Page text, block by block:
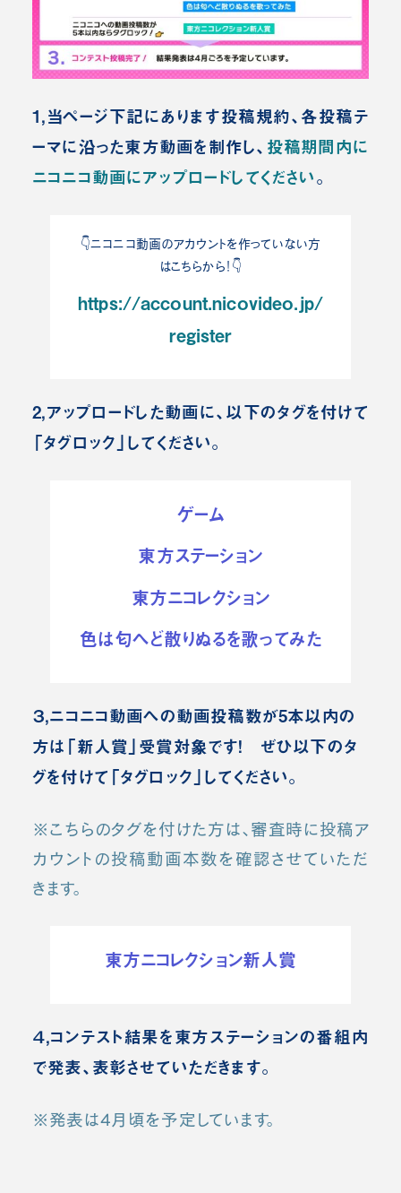
1,当ページ下記にあります投稿規約、各投稿テ
ーマに沿った東方動画を制作し、 投稿期間内に
ニコニコ動画にアップロードしてください。
👇️ニコニコ動画のアカウントを作っていない方
はこちらから！👇️
https://account.nicovideo.jp/
register
2,アップロードした動画に、以下のタグを付けて
「タグロック」してください。
ゲーム
東方ステーション
東方ニコレクション
色は匂へど散りぬるを歌ってみた
３,ニコニコ動画への動画投稿数が5本以内の
方は「新人賞」受賞対象です！ ぜひ以下のタ
グを付けて「タグロック」してください。
※こちらのタグを付けた方は、審査時に投稿ア
カウントの投稿動画本数を確認させていただ
きます。
東方ニコレクション新人賞
４,コンテスト結果を東方ステーションの番組内
で発表、表彰させていただきます。
※発表は4月頃を予定しています。